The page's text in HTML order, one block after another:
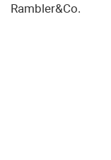
Rambler&Co.